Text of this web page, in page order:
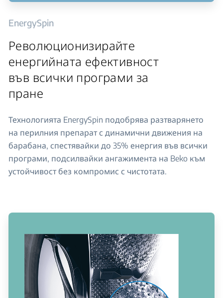
EnergySpin
Революционизирайте
енергийната ефективност
във всички програми за
пране
Технологията EnergySpin подобрява разтварянето
на перилния препарат с динамични движения на
барабана, спестявайки до 35% енергия във всички
програми, подсилвайки ангажимента на Beko към
устойчивост без компромис с чистотата.